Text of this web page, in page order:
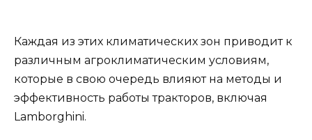
Каждая из этих климатических зон приводит к
различным агроклиматическим условиям,
которые в свою очередь влияют на методы и
эффективность работы тракторов, включая
Lamborghini.